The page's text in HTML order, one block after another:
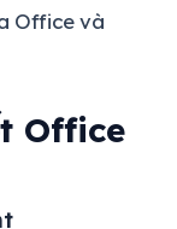
Office và
Office